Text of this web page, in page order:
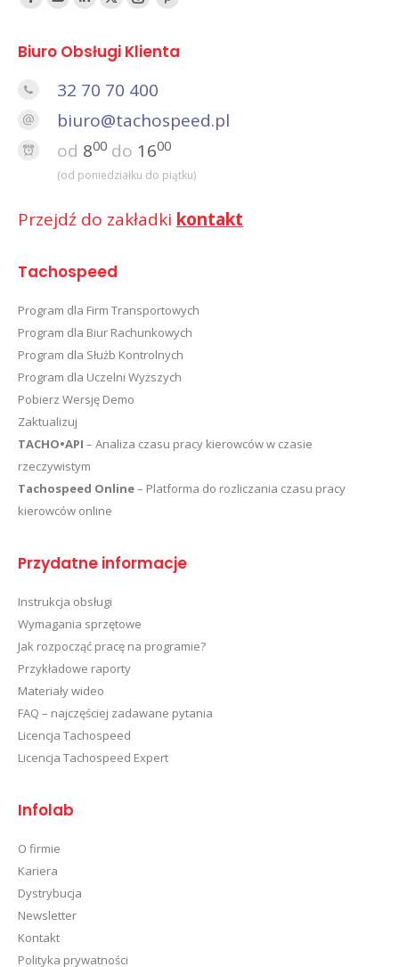
FacebookYouTube
LinkedTwitterInstagramPinterest
Biuro Obsługi Klienta
32 70 70 400
biuro@tachospeed.pl
od 800 do 1600
(od poniedziałku do piątku)
Przejdź do zakładki kontakt
Tachospeed
Program dla Firm Transportowych
Program dla Biur Rachunkowych
Program dla Służb Kontrolnych
Program dla Uczelni Wyższych
Pobierz Wersję Demo
Zaktualizuj
TACHO•API – Analiza czasu pracy kierowców w czasie
rzeczywistym
Tachospeed Online– Platforma do rozliczania czasu pracy
kierowców online
Przydatne informacje
Instrukcja obsługi
Wymagania sprzętowe
Jak rozpocząć pracę na programie?
Przykładowe raporty
Materiały wideo
FAQ – najczęściej zadawane pytania
Licencja Tachospeed
Licencja Tachospeed Expert
Infolab
O firmie
Kariera
Dystrybucja
Newsletter
Kontakt
Polityka prywatności